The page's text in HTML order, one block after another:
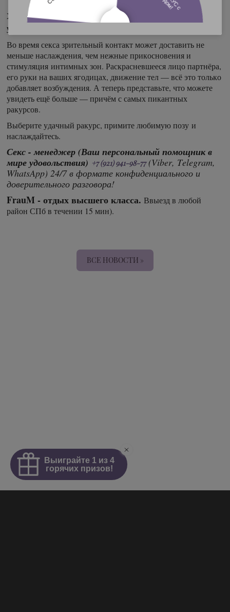
Хотите знать как получить в два раза больше
удовольствия ?! ФрауМ советует:
Во время секса зрительный контакт может доставить не
меньше наслаждения, чем нежные прикосновения и
стимуляция интимных зон. Раскрасневшееся лицо партнёра,
его руки на ваших ягодицах, движение тел — всё это только
добавляет возбуждения. А теперь представьте, что можете
увидеть ещё больше — причём с самых пикантных
ракурсов.
Выберите удачный ракурс, примите любимую позу и
наслаждайтесь.
Секс - менеджер (Ваш персональный помощник в
мире удовольствия) +7 (921) 941-98-77 (Viber, Telegram,
WhatsApp) 24/7 в формате конфиденциального и
доверительного разговора!
FrauM - отдых высшего класса. Ввыезд в любой
район СПб в течении 15 мин).
ВСЕ НОВОСТИ »